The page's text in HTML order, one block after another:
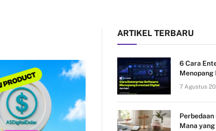
ARTIKEL TERBARU
6 Cara
7 Agustus
Perbedaan
Mana